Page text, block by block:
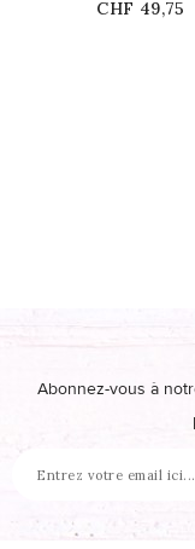
Prix
CHF 49,75
Abonnez-vous à